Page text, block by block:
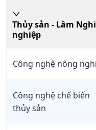
Thủy sản - Lâm
nghiệp
Công nghệ nông
Công nghệ chế biến
thủy sản